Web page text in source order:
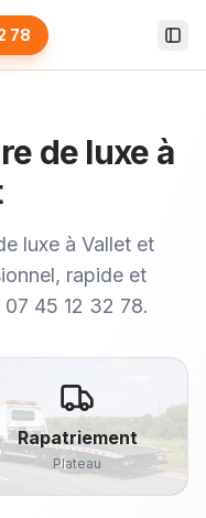
78
de luxe à
luxe à Vallet et
rapide et
45 12 32 78.
Rapatriement
Plateau